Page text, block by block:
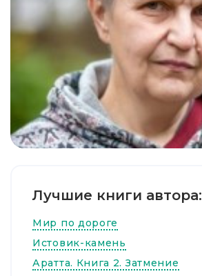
Лучшие книги автора:
Мир по дороге
Истовик-камень
Аратта. Книга 2. Затмение